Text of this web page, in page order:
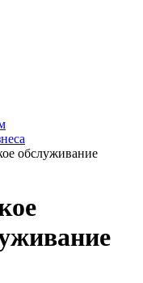
обслуживание